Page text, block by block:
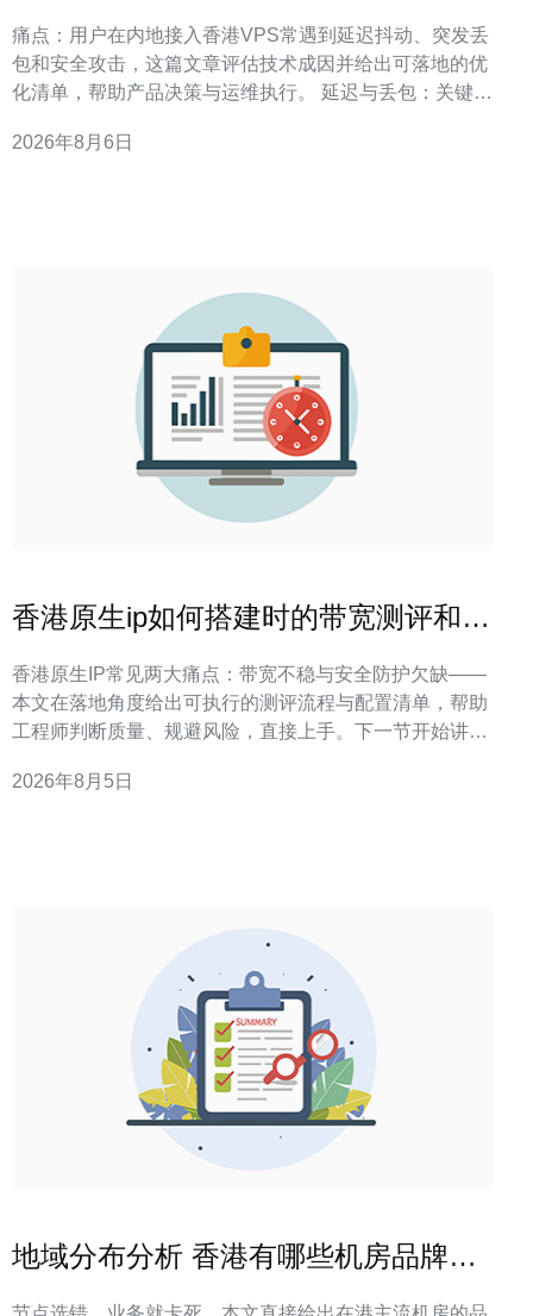
痛点：用户在内地接入香港VPS常遇到延迟抖动、突发丢
包和安全攻击，这篇文章评估技术成因并给出可落地的优
化清单，帮助产品决策与运维执行。 延迟与丢包：关键影
迟通常直接决定用户体验阈值，抖动与丢包会比平均RTT
2026年8月6日
香港原生ip如何搭建时的带宽测评和安
香港原生IP常见两大痛点：带宽不稳与安全防护欠缺——
本文在落地角度给出可执行的测评流程与配置清单，帮助
工程师判断质量、规避风险，直接上手。下一节开始讲带
在于同时评估峰值吞吐、持续带宽与抖动丢包三项指标，
2026年8月5日
地域分布分析 香港有哪些机房品牌的